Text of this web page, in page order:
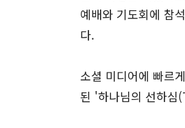
예배와 기도회에 참
다.
소셜 미디어에 빠르
된 '하나님의 선하